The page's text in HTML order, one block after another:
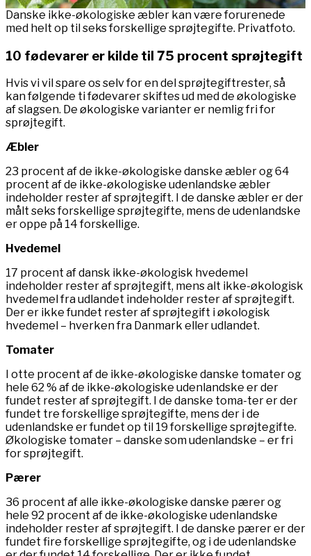
Danske ikke-økologiske æbler kan være forurenede
med helt op til seks forskellige sprøjtegifte. Privatfoto.
10 fødevarer er kilde til 75 procent sprøjtegift
Hvis vi vil spare os selv for en del sprøjtegiftrester, så
kan følgende ti fødevarer skiftes ud med de økologiske
af slagsen. De økologiske varianter er nemlig fri for
sprøjtegift.
Æbler
23 procent af de ikke-økologiske danske æbler og 64
procent af de ikke-økologiske udenlandske æbler
indeholder rester af sprøjtegift. I de danske æbler er der
målt seks forskellige sprøjtegifte, mens de udenlandske
er oppe på 14 forskellige.
Hvedemel
17 procent af dansk ikke-økologisk hvedemel
indeholder rester af sprøjtegift, mens alt ikke-økologisk
hvedemel fra udlandet indeholder rester af sprøjtegift.
Der er ikke fundet rester af sprøjtegift i økologisk
hvedemel – hverken fra Danmark eller udlandet.
Tomater
I otte procent af de ikke-økologiske danske tomater og
hele 62 % af de ikke-økologiske udenlandske er der
fundet rester af sprøjtegift. I de danske toma-ter er der
fundet tre forskellige sprøjtegifte, mens der i de
udenlandske er fundet op til 19 forskellige sprøjtegifte.
Økologiske tomater – danske som udenlandske – er fri
for sprøjtegift.
Pærer
36 procent af alle ikke-økologiske danske pærer og
hele 92 procent af de ikke-økologiske udenlandske
indeholder rester af sprøjtegift. I de danske pærer er der
fundet fire forskellige sprøjtegifte, og i de udenlandske